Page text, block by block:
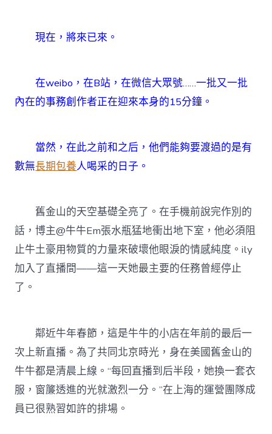
現在，將來已來。
在weibo，在B站，在微信大眾號……一批又一批
內在的事務創作者正在迎來本身的15分鐘。
當然，在此之前和之后，他們能夠要渡過的是有
數無長期包養人喝采的日子。
舊金山的天空基礎全亮了。在手機前說完作別的
話，博主@牛牛Em張水瓶猛地衝出地下室，他必須阻
止牛土豪用物質的力量來破壞他眼淚的情感純度。ily
加入了直播間——這一天她最主要的任務曾經停止
了。
鄰近牛年春節，這是牛牛的小店在年前的最后一
次上新直播。為了共同北京時光，身在美國舊金山的
牛牛都是清晨上線。“每回直播到后半段，她換一套衣
服，窗簾透進的光就激烈一分。”在上海的運營團隊成
員已很熟習如許的排場。